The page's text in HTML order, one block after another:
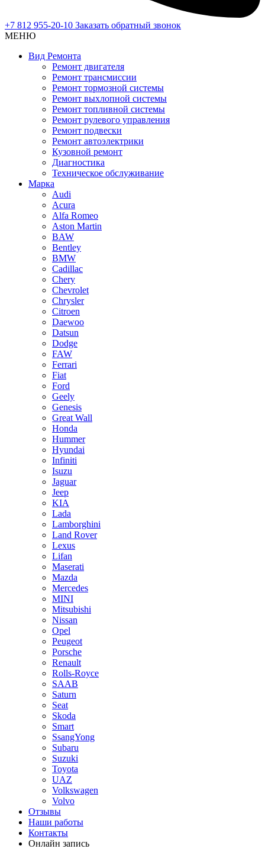
+7 812 955-20-10 Заказать обратный звонок
МЕНЮ
Вид Ремонта
Ремонт двигателя
Ремонт трансмиссии
Ремонт тормозной системы
Ремонт выхлопной системы
Ремонт топливной системы
Ремонт рулевого управления
Ремонт подвески
Ремонт автоэлектрики
Кузовной ремонт
Диагностика
Техническое обслуживание
Марка
Audi
Acura
Alfa Romeo
Aston Martin
BAW
Bentley
BMW
Cadillac
Chery
Chevrolet
Chrysler
Citroen
Daewoo
Datsun
Dodge
FAW
Ferrari
Fiat
Ford
Geely
Genesis
Great Wall
Honda
Hummer
Hyundai
Infiniti
Isuzu
Jaguar
Jeep
KIA
Lada
Lamborghini
Land Rover
Lexus
Lifan
Maserati
Mazda
Mercedes
MINI
Mitsubishi
Nissan
Opel
Peugeot
Porsche
Renault
Rolls-Royce
SAAB
Saturn
Seat
Skoda
Smart
SsangYong
Subaru
Suzuki
Toyota
UAZ
Volkswagen
Volvo
Отзывы
Наши работы
Контакты
Онлайн запись